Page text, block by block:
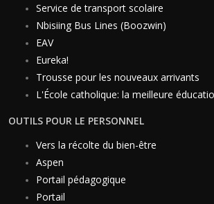
Service de transport scolaire
Nbisiing Bus Lines (Boozwin)
EAV
Eureka!
Trousse pour les nouveaux arrivants
L'École catholique: la meilleure
OUTILS POUR LE PERSONNEL
Vers la récolte du bien-être
Aspen
Portail pédagogique
Portail